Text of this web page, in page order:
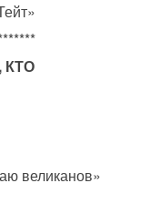
КТО
великанов»